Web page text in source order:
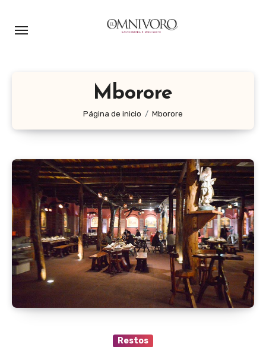
Mborore
Página de inicio Mborore
Restos